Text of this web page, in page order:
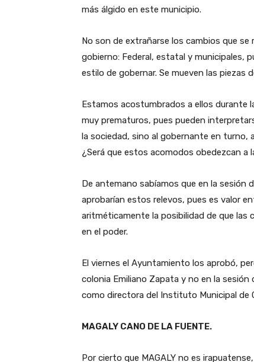
más álgido en este municipio.
No son de extrañarse los cambios que
gobierno: Federal, estatal y municipales,
estilo de gobernar. Se mueven las piezas
Estamos acostumbrados a ellos durante
muy prematuros, pues pueden
la sociedad, sino al gobernante en turno,
¿Será que estos acomodos obedezcan a
De antemano sabíamos que en la sesión
aprobarían estos relevos, pues es valor
aritméticamente la posibilidad de que las
en el poder.
El viernes el Ayuntamiento los aprobó,
colonia Emiliano Zapata y no en la sesión
como directora del Instituto Municipal de
MAGALY CANO DE LA FUENTE.
Por cierto que MAGALY no es